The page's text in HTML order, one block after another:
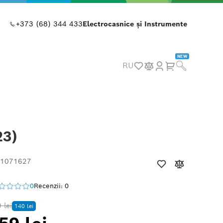
+373 (68) 344 433Electrocasnice și Instrumente
RU
NEW
0Recenzii: 0
lei 140 lei